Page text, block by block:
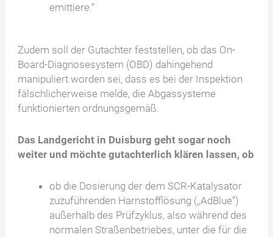
emittiere.“
Zudem soll der Gutachter feststellen, ob das On-
Board-Diagnosesystem (OBD) dahingehend
manipuliert worden sei, dass es bei der Inspektion
fälschlicherweise melde, die Abgassysteme
funktionierten ordnungsgemäß.
Das Landgericht in Duisburg geht sogar noch
weiter und möchte gutachterlich klären lassen, ob
ob die Dosierung der dem SCR-Katalysator
zuzuführenden Harnstofflösung (,,AdBlue”)
außerhalb des Prüfzyklus, also während des
normalen Straßenbetriebes, unter die für die